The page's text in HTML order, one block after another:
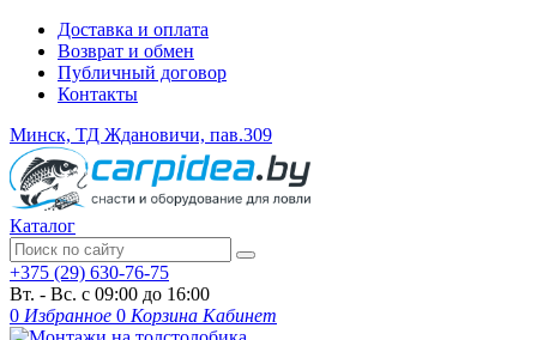
Доставка и оплата
Возврат и обмен
Публичный договор
Контакты
Минск, ТД Ждановичи, пав.309
Каталог
+375 (29) 630-76-75
Вт. - Вс. с 09:00 до 16:00
0 Избранное 0 Корзина Кабинет